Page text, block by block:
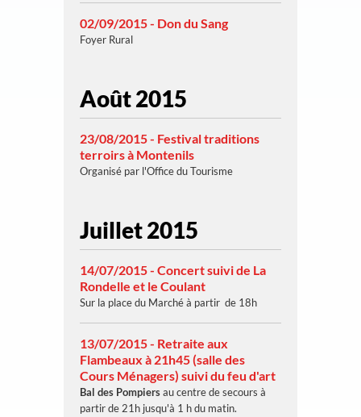
02/09/2015 - Don du Sang
Foyer Rural
Août 2015
23/08/2015 - Festival traditions
terroirs à Montenils
Organisé par l'Office du Tourisme
Juillet 2015
14/07/2015 - Concert suivi de La
Rondelle et le Coulant
Sur la place du Marché à partir de 18h
13/07/2015 - Retraite aux
Flambeaux à 21h45 (salle des
Cours Ménagers) suivi du feu d'art
Bal des Pompiersau centre de secours à
partir de 21h jusqu'à 1 h du matin.